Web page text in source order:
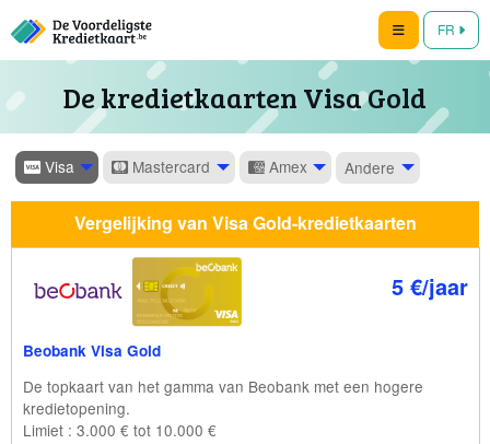
FR
De kredietkaarten Visa Gold
Visa Mastercard Amex Andere
Vergelijking van Visa Gold-kredietkaarten
5 €/jaar
Beobank Visa Gold
De topkaart van het gamma van Beobank met een hogere
kredietopening.
Limiet : 3.000 € tot 10.000 €